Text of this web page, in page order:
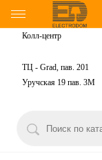
Колл-центр
ТЦ - Grad, пав. 201
Уручская 19 пав. 3М